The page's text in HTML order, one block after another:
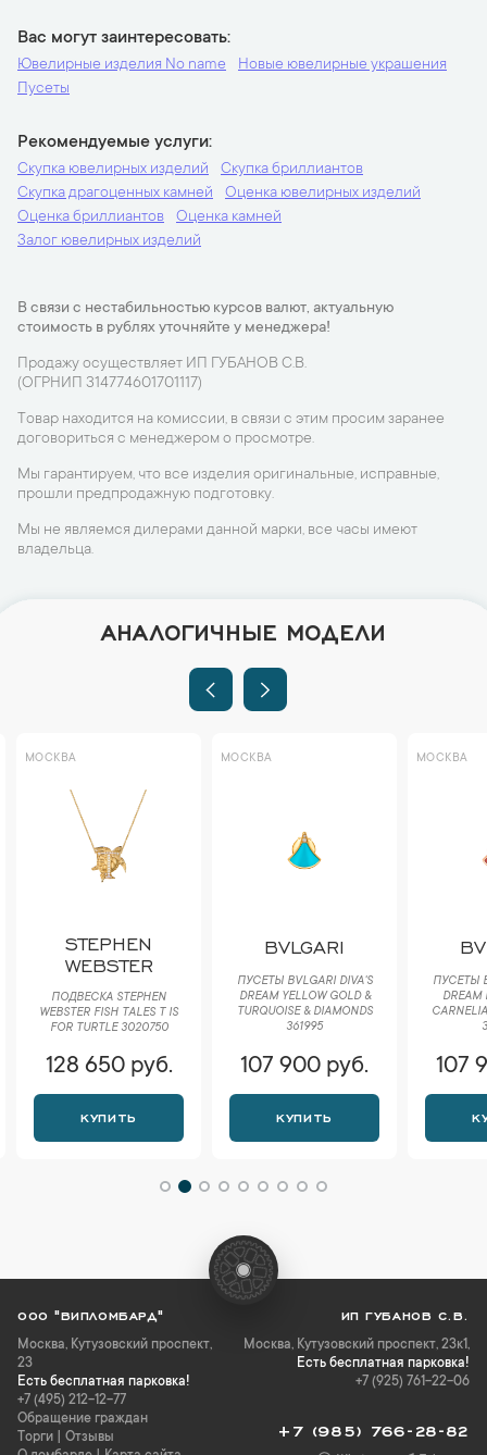
Вас могут заинтересовать
Ювелирные изделия No name
Новые ювелирные украшения
Пусеты
Рекомендуемые услуги
Скупка ювелирных изделий
Скупка бриллиантов
Скупка драгоценных камней
Оценка ювелирных изделий
Оценка бриллиантов
Оценка камней
Залог ювелирных изделий
В связи с нестабильностью курсов валют, актуальную
стоимость в рублях уточняйте у менеджера!
Продажу осуществляет ИП ГУБАНОВ С.В.
(ОГРНИП 314774601701117)
Товар находится на комиссии, в связи с этим просим заранее
договориться с менеджером о просмотре.
Мы гарантируем, что все изделия оригинальные, исправные,
прошли предпродажную подготовку.
Мы не являемся дилерами данной марки, все часы имеют
владельца.
АНАЛОГИЧНЫЕ МОДЕЛИ
МОСКВА
STEPHEN
WEBSTER
ПОДВЕСКА STEPHEN
WEBSTER FISH TALES T IS
FOR TURTLE 3020750
128 650 руб.
КУПИТЬ
МОСКВА
BVLGARI
ПУСЕТЫ BVLGARI DIVA'S
DREAM YELLOW GOLD &
TURQUOISE & DIAMONDS
361995
107 900 руб.
КУПИТЬ
МОСКВА
ПУСЕТЫ
DREAM
107
ООО "ВИПЛОМБАРД"
Москва, Кутузовский проспект,
23
Есть бесплатная парковка!
+7 (495) 212-12-77
Обращение граждан
Торги
Отзывы
ИП ГУБАНОВ С.В.
Москва, Кутузовский проспект, 23к1,
Есть бесплатная парковка!
+7 (925) 761-22-06
+7 (985) 766-28-82